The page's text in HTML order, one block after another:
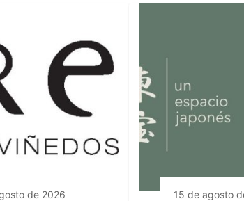
de 2026 15 de agosto